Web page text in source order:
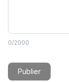
0/2000
Publier